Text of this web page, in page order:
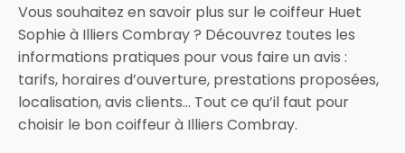
Vous souhaitez en savoir plus sur le coiffeur Huet
Sophie à Illiers Combray ? Découvrez toutes les
informations pratiques pour vous faire un avis :
tarifs, horaires d’ouverture, prestations proposées,
localisation, avis clients… Tout ce qu’il faut pour
choisir le bon coiffeur à Illiers Combray.